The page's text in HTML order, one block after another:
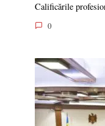
Calificările
0